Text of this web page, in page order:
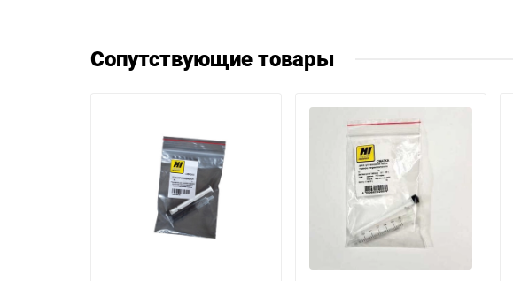
Сопутствующие товары